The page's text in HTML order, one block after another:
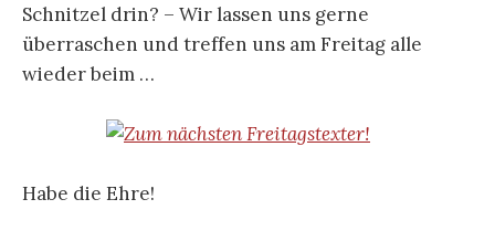
Schnitzel drin? – Wir lassen uns gerne
überraschen und treffen uns am Freitag alle
wieder beim …
Habe die Ehre!